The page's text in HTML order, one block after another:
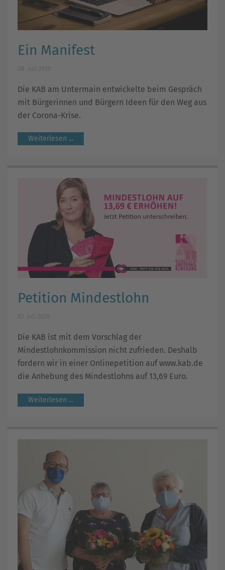
Ein Manifest
Die KAB am Untermain entwickelte beim Gespräch
mit Bürgerinnen und Bürgern Ideen für den Weg aus
der Corona-Krise.
Weiterlesen ...
Petition Mindestlohn
Die KAB ist mit dem Vorschlag der
Mindestlohnkommission nicht zufrieden. Deshalb
fordern wir in einer Onlinepetition auf www.kab.de
die Anhebung des Mindestlohns auf 13,69 Euro.
Weiterlesen ...